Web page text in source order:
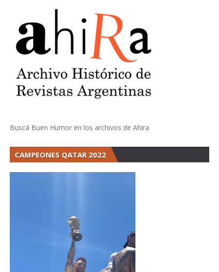
Buscá Buen Humor en los archivos de Ahira
CAMPEONES QATAR 2022